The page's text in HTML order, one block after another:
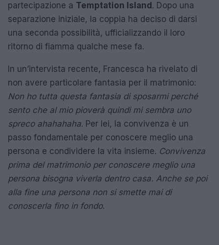
partecipazione a Temptation Island . Dopo una
separazione iniziale, la coppia ha deciso di darsi
una seconda possibilità, ufficializzando il loro
ritorno di fiamma qualche mese fa.
In un’intervista recente, Francesca ha rivelato di
non avere particolare fantasia per il matrimonio:
Non ho tutta questa fantasia di sposarmi perché
sento che al mio pioverà quindi mi sembra uno
spreco ahahahaha. Per lei, la convivenza è un
passo fondamentale per conoscere meglio una
persona e condividere la vita insieme. Convivenza
prima del matrimonio per conoscere meglio una
persona bisogna viverla dentro casa. Anche se poi
alla fine una persona non si smette mai di
conoscerla fino in fondo.